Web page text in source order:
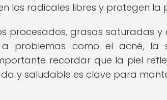
los radicales libres y protegen la
procesados, grasas saturadas
a problemas como el acné, la
recordar que la piel
y saludable es clave para